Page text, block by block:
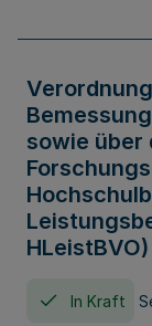
sowie über
HLeistBVO)
In Kraft